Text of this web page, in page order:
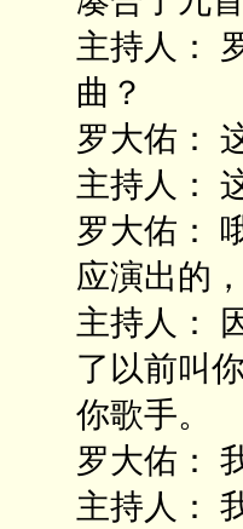
主持人：
曲？
罗大佑：
主持人：
罗大佑：
应演出的
主持人：
了以前叫
你歌手。
罗大佑：
主持人：